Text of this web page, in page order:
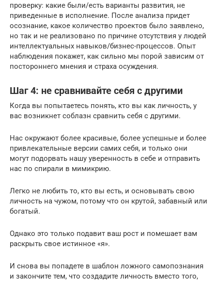
проверку: какие были/есть варианты развития, не
приведенные в исполнение. После анализа придет
осознание, какое количество проектов было заявлено,
но так и не реализовано по причине отсутствия у людей
интеллектуальных навыков/бизнес-процессов. Опыт
наблюдения покажет, как сильно мы порой зависим от
постороннего мнения и страха осуждения.
Шаг 4: не сравнивайте себя с другими
Когда вы попытаетесь понять, кто вы как личность, у
вас возникнет соблазн сравнить себя с другими.
Нас окружают более красивые, более успешные и более
привлекательные версии самих себя, и только они
могут подорвать нашу уверенность в себе и отправить
нас по спирали в мимикрию.
Легко не любить то, кто вы есть, и основывать свою
личность на чужом, потому что он крутой, забавный или
богатый.
Однако это только подавит ваш рост и помешает вам
раскрыть свое истинное «я».
И снова вы попадете в шаблон ложного самопознания
и закончите тем, что создадите личность вместо того,